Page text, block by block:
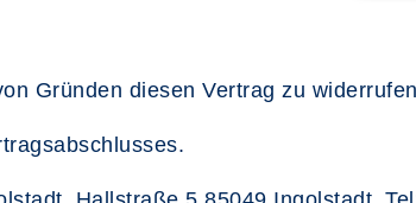
Gründen diesen Vertrag zu